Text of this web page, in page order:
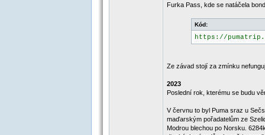
Furka Pass, kde se natáčela
Kód:
https://
Ze závad stojí za zmínku
2023
Poslední rok, kterému se budu
V červnu to byl Puma sraz u
maďarským pořadatelům ze
Modrou blechou po Norsku.